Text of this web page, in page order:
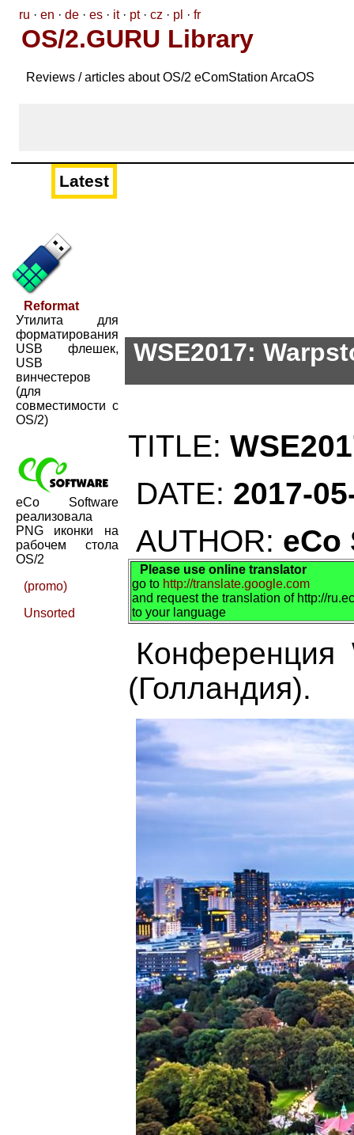
ru · en · de · es · it· pt· cz · pl · fr
OS/2.GURU Library
Reviews / articles about OS/2 eComStation ArcaOS
Latest
Reformat
Утилита для
форматирования
USB флешек,
USB
винчестеров
(для
совместимости с
OS/2)
eCo Software
реализовала
PNG иконки на
рабочем стола
OS/2
(promo)
Unsorted
WSE2017:
TITLE:
DATE: 2017-
AUTHOR: eCo
Please use online translator
go to http://translate.google.com
and request the translation of http://
to your language
Конференция
(Голландия).